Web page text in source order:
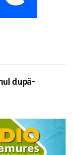
după-